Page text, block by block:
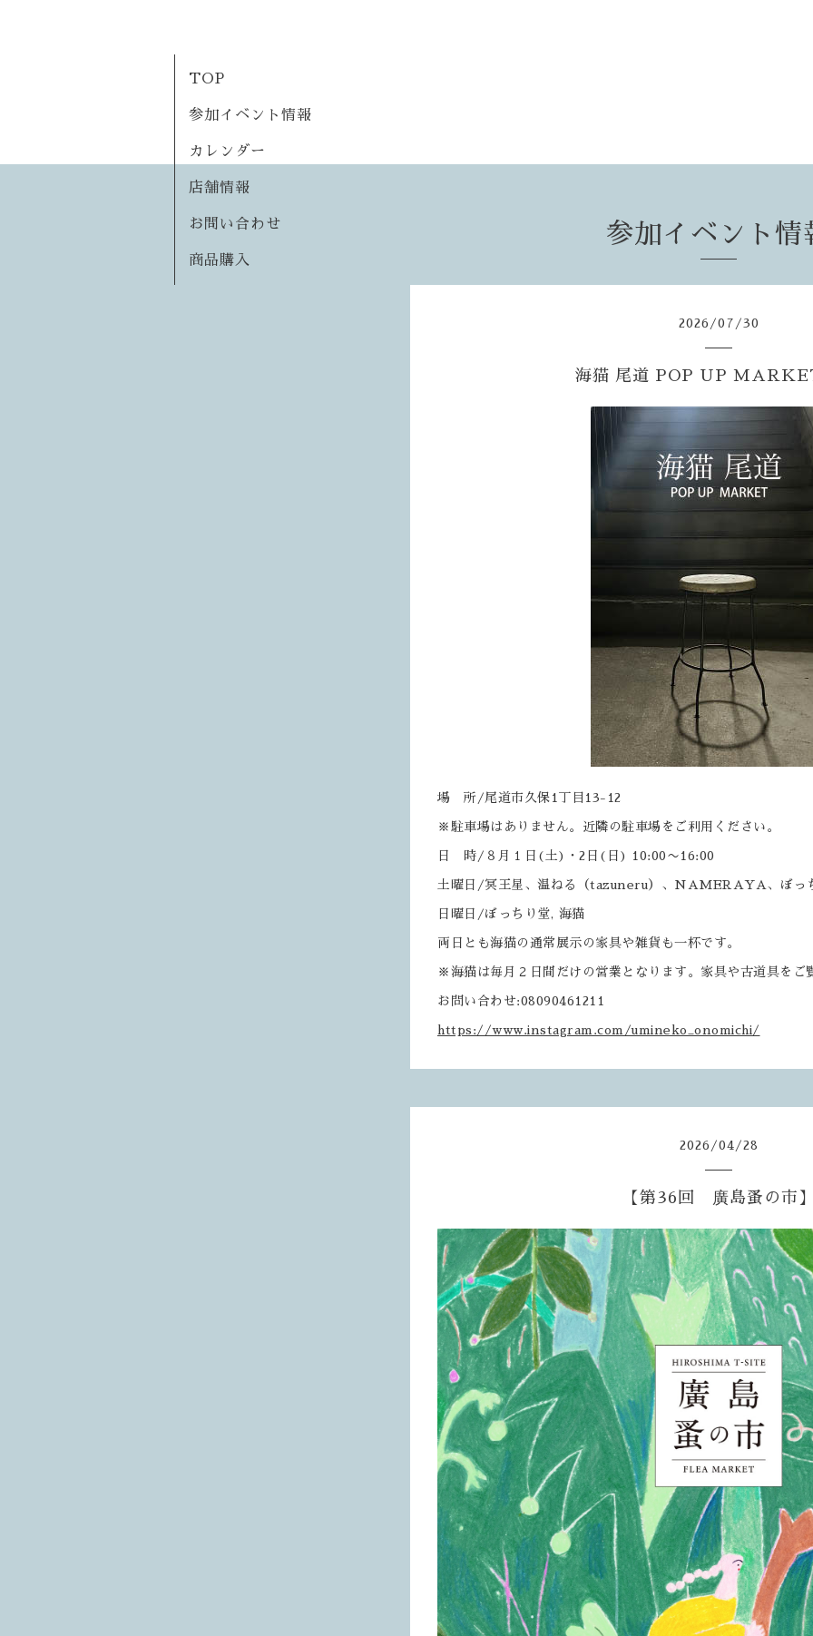
TOP
参加イベント情報
カレンダー
店舗情報
お問い合わせ
商品購入
参加イベント情
2026 /07 / 30
海猫 尾道 POP UP
場 所/尾道市久保1丁目13-12
※駐車場はありません。近隣の駐車場をご利用ください。
日 時/８月１日(土)・2日(日) 10:00〜16:00
土曜日/冥王星、温ねる（tazuneru）、NAMERAYA、ぼっ
日曜日/ぼっちり堂, 海猫
両日とも海猫の通常展示の家具や雑貨も一杯です。
※海猫は毎月２日間だけの営業となります。家具や古道具をご
お問い合わせ:08090461211
https://www.instagram.com/umineko_onomichi/
2026 /04 /28
【第36回 廣島蚤の市